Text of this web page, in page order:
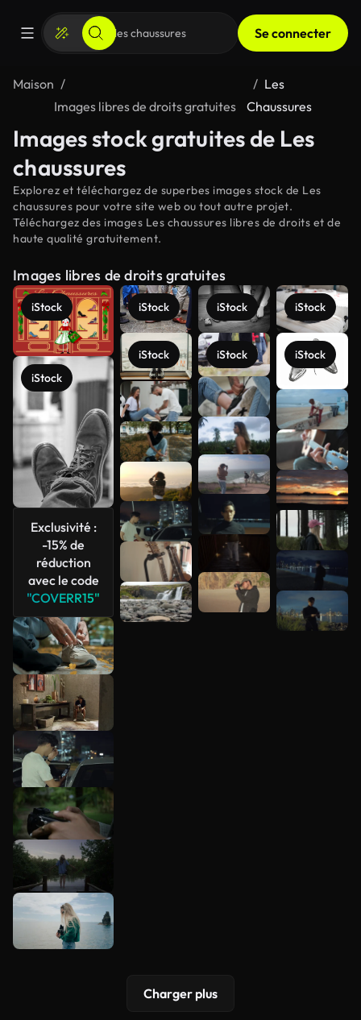
Se connecter
Maison
Images libres de droits gratuites
Les
Chaussures
Images stock gratuites de Les
chaussures
Explorez et téléchargez de superbes images stock de Les
chaussures pour votre site web ou tout autre projet.
Téléchargez des images Les chaussures libres de droits et de
haute qualité gratuitement.
Images libres de droits gratuites
iStock
iStock
Exclusivité :
-15% de
réduction
avec le code
"COVERR15"
iStock
iStock
iStock
iStock
iStock
iStock
Voir plus
Charger plus